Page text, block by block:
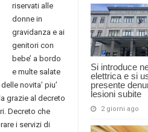
Si introduce
elettrica e si
presente
lesioni subite
2 giorni ago
riservati alle
donne in
gravidanza e ai
genitori con
bebe’ a bordo
e multe salate
novita’ piu’
grazie al decreto
Decreto che
i servizi di